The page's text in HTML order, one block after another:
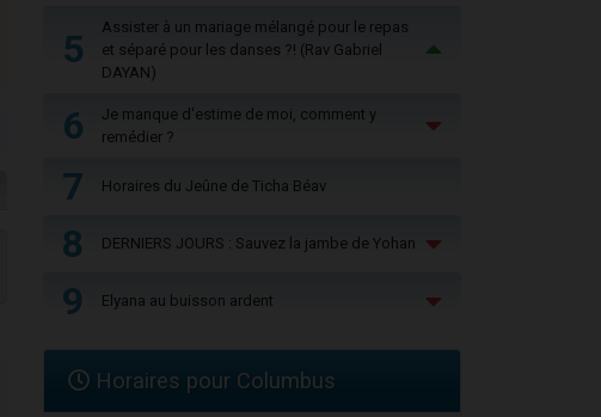
5
Assister à un mariage mélangé pour le repas
et séparé pour les danses ?! (Rav Gabriel
DAYAN)
6
Je manque d'estime de moi, comment y
remédier ?
7 Horaires du Jeûne de Ticha Béav
8 DERNIERS JOURS : Sauvez la jambe de Yohan
9 Elyana au buisson ardent
Horaires pour Columbus